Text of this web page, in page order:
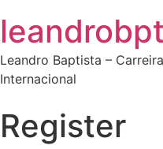
Leandro Baptista – Carreira
Internacional
Register